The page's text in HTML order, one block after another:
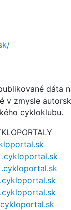
dáta
v zmysle
cykloklubu.
.cykloportal.sk
.cykloportal.sk